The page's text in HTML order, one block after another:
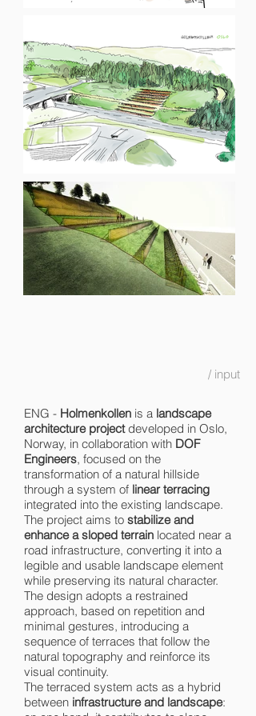
/ input
ENG - Holmenkollen is a landscape
architecture projectdeveloped in Oslo,
Norway, in collaboration with DOF
Engineers, focused on the
transformation of a natural hillside
through a system of linear terracing
integrated into the existing landscape.
The project aims to stabilize and
enhance a sloped terrain located near a
road infrastructure, converting it into a
legible and usable landscape element
while preserving its natural character.
The design adopts a restrained
approach, based on repetition and
minimal gestures, introducing a
sequence of terraces that follow the
natural topography and reinforce its
visual continuity.
The terraced system acts as a hybrid
between infrastructure and landscape: